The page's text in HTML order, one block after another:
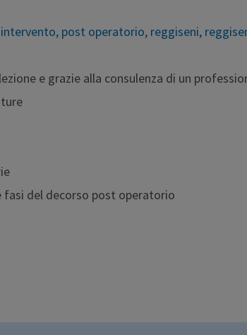
, post operatorio, reggiseni,
e grazie alla consulenza di un
fasi del decorso post operatorio